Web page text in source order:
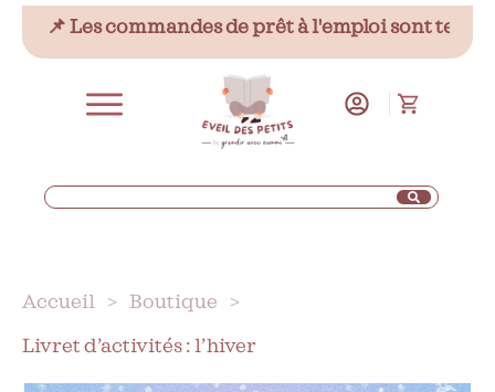
📌 Les commandes de prêt à l'emploi sont
Accueil > Boutique
>
Livret d’activités : l’hiver